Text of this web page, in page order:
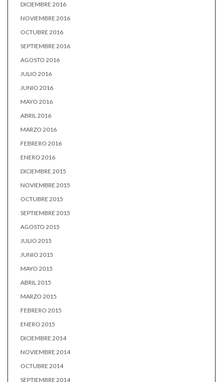
DICIEMBRE 2016
NOVIEMBRE 2016
OCTUBRE 2016
SEPTIEMBRE 2016
AGOSTO 2016
JULIO 2016
JUNIO 2016
MAYO 2016
ABRIL 2016
MARZO 2016
FEBRERO 2016
ENERO 2016
DICIEMBRE 2015
NOVIEMBRE 2015
OCTUBRE 2015
SEPTIEMBRE 2015
AGOSTO 2015
JULIO 2015
JUNIO 2015
MAYO 2015
ABRIL 2015
MARZO 2015
FEBRERO 2015
ENERO 2015
DICIEMBRE 2014
NOVIEMBRE 2014
OCTUBRE 2014
SEPTIEMBRE 2014